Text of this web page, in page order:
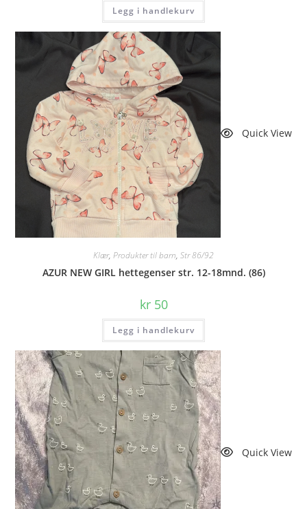
Legg i handlekurv
Quick View
Klær, Produkter til barn, Str 86/92
AZUR NEW GIRL hettegenser str. 12-18mnd. (86)
kr50
Legg i handlekurv
Quick View